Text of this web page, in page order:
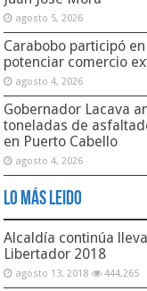
agosto 5, 2026
Carabobo participó
potenciar comercio
agosto 4, 2026
Gobernador Lacava
toneladas de
en Puerto Cabello
agosto 4, 2026
Lo Más Leido
Alcaldía continúa
Libertador 2018
agosto 13, 2018 444,265